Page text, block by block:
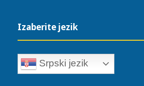
Izaberite jezik
Srpski jezik